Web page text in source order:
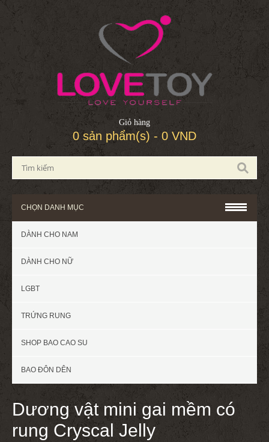
Giỏ hàng
0 sản phẩm(s) - 0 VND
CHỌN DANH MỤC
DÀNH CHO NAM
DÀNH CHO NỮ
LGBT
TRỨNG RUNG
SHOP BAO CAO SU
BAO ĐÔN DÊN
Dương vật mini gai mềm có
rung Cryscal Jelly